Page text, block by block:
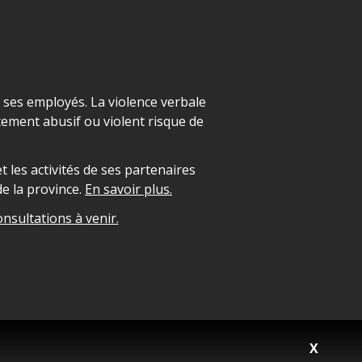
X
employés. La violence verbale
abusif ou violent risque de
les activités de ses partenaires
la province. En savoir plus.
à venir.